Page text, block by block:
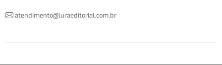
atendimento@luraeditorial.com.br